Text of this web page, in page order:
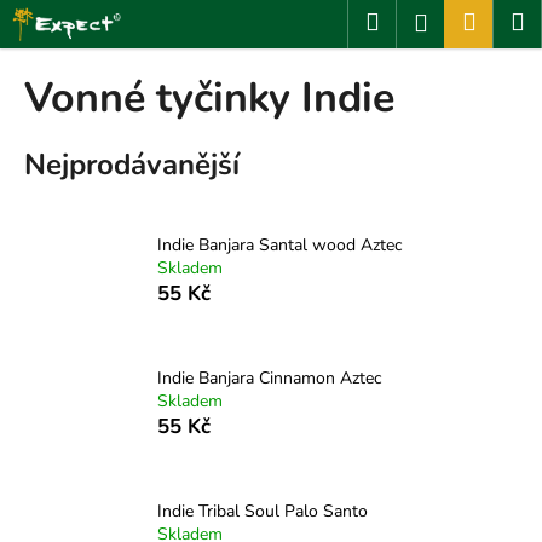
Přejít
obsah
HledatPřihlášení
Vonné tyčinky Indie
Nejprodávanější
Indie Banjara Santal wood Aztec
Skladem
55 Kč
Indie Banjara Cinnamon Aztec
Skladem
55 Kč
Indie Tribal Soul Palo Santo
Skladem
K
o
o